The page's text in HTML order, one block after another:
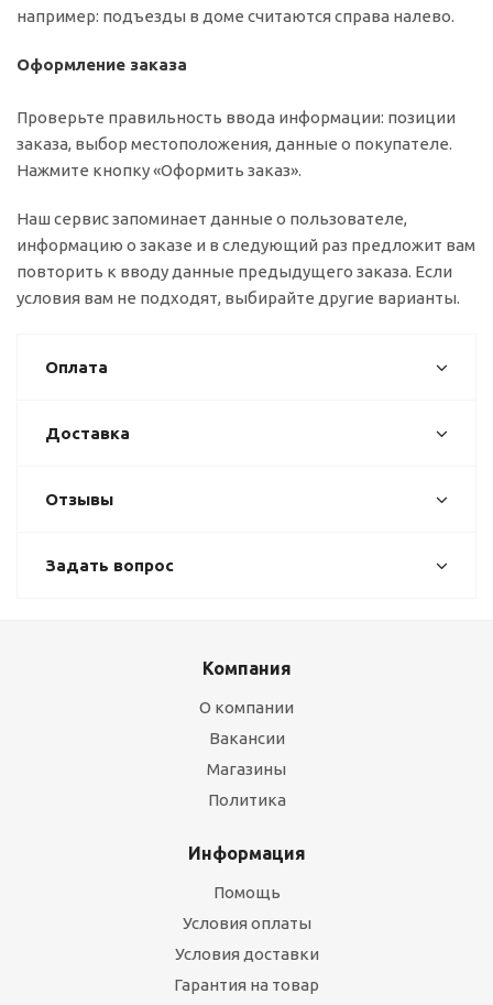
например: подъезды в доме считаются справа налево.
Оформление заказа
Проверьте правильность ввода информации: позиции
заказа, выбор местоположения, данные о покупателе.
Нажмите кнопку «Оформить заказ».
Наш сервис запоминает данные о пользователе,
информацию о заказе и в следующий раз предложит вам
повторить к вводу данные предыдущего заказа. Если
условия вам не подходят, выбирайте другие варианты.
Оплата
Доставка
Отзывы
Задать вопрос
Компания
О компании
Вакансии
Магазины
Политика
Информация
Помощь
Условия оплаты
Условия доставки
Гарантия на товар